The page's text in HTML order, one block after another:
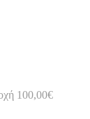
100,00€